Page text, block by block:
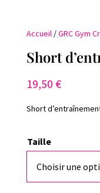
Accueil/GRC Gym
Short
19,50 €
Short
Taille